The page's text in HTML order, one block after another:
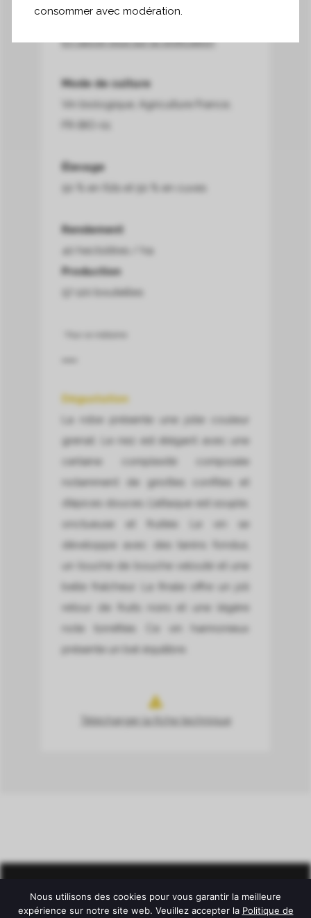
En savoir plus sur la vinification
Mode de culture
Vin biologique, Agriculture France,
Élevage
50 % en fûts et 50 % en cuves
Rendement
40 hectolitres / ha
Production
57 120 bouteilles
Dégustation
La robe présente une jolie couleur
grenat. Le nez est élégant avec une
certaine complexité composée
notamment de griottes confites et
d’épices douces. L’attaque est souple,
onctueuse et fruitée. Le vin se
développe avec des tanins fondus,
un touché de bouche velouté et une
belle fraîcheur. La finale offre un joli
retour de fruits noirs et une légère
note torréfiée. Ce vin harmonieux
présente un bel équilibre.
Télécharger la fiche technique
consommer avec modération.
Nous utilisons des cookies pour vous garantir la meilleure
expérience sur notre site web. Veuillez accepter la Politique de